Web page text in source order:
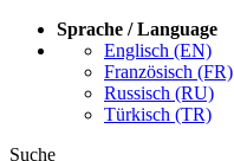
Sprache / Language
Englisch (EN)
Französisch (FR)
Russisch (RU)
Türkisch (TR)
Suche